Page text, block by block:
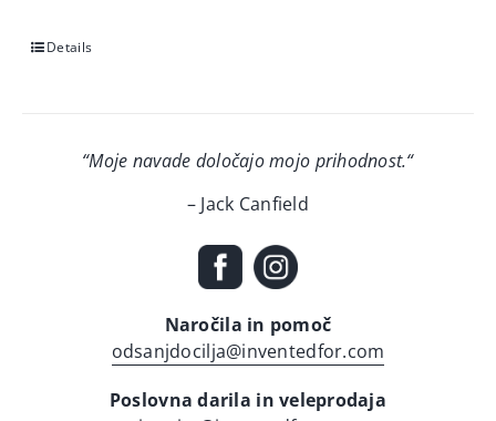
Details
“Moje navade določajo mojo prihodnost.“
– Jack Canfield
Naročila in pomoč
odsanjdocilja@inventedfor.com
Poslovna darila in veleprodaja